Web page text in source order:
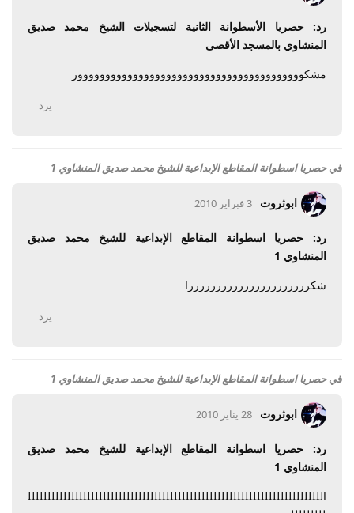
رد: حصريا الأسطوانة الثانية لتسجيلات الشيخ محمد صديق
المنشاوي بالمسجد الأقصى
مشكووووووووووووووووووووووووووووووووووووووووور
يرد
فيحصريا اسطوانة المقاطع الإبداعية للشيخ محمد صديق المنشاوي 1
ابوثروت 3 فبراير 2010
رد: حصريا اسطوانة المقاطع الإبداعية للشيخ محمد صديق
المنشاوي 1
شكررررررررررررررررررررررا
يرد
فيحصريا اسطوانة المقاطع الإبداعية للشيخ محمد صديق المنشاوي 1
ابوثروت 28 يناير 2010
رد: حصريا اسطوانة المقاطع الإبداعية للشيخ محمد صديق
المنشاوي 1
اللللللللللللللللللللللللللللللللللللللللللللللللللللللللللللللللللللللللللل